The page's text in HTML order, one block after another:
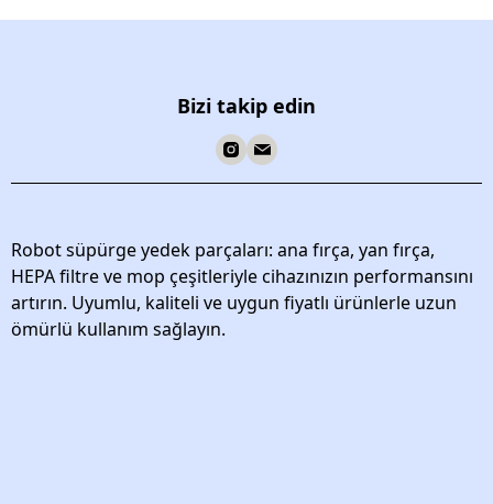
Bizi takip edin
Robot süpürge yedek parçaları: ana fırça, yan fırça,
HEPA filtre ve mop çeşitleriyle cihazınızın performansını
artırın. Uyumlu, kaliteli ve uygun fiyatlı ürünlerle uzun
ömürlü kullanım sağlayın.